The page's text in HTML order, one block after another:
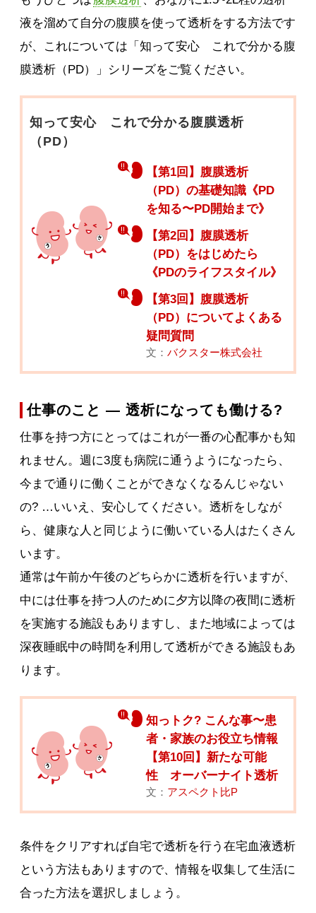
液を溜めて自分の腹膜を使って透析をする方法です
が、これについては「知って安心 これで分かる腹
膜透析（PD）」シリーズをご覧ください。
知って安心 これで分かる腹膜透析
（PD）
【第1回】腹膜透析
（PD）の基礎知識《PD
を知る〜PD開始まで》
【第2回】腹膜透析
（PD）をはじめたら
《PDのライフスタイル》
【第3回】腹膜透析
（PD）についてよくある
疑問質問
文：バクスター株式会社
仕事のこと ― 透析になっても働ける?
仕事を持つ方にとってはこれが一番の心配事かも知
れません。週に3度も病院に通うようになったら、
今まで通りに働くことができなくなるんじゃない
の? …いいえ、安心してください。透析をしなが
ら、健康な人と同じように働いている人はたくさん
います。
通常は午前か午後のどちらかに透析を行いますが、
中には仕事を持つ人のために夕方以降の夜間に透析
を実施する施設もありますし、また地域によっては
深夜睡眠中の時間を利用して透析ができる施設もあ
ります。
知っトク? こんな事〜患
者・家族のお役立ち情報
【第10回】新たな可能
性 オーバーナイト透析
文： アスペクト比P
条件をクリアすれば自宅で透析を行う在宅血液透析
という方法もありますので、情報を収集して生活に
合った方法を選択しましょう。